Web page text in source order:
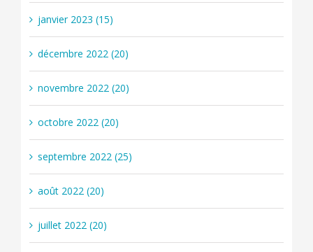
janvier 2023 (15)
décembre 2022 (20)
novembre 2022 (20)
octobre 2022 (20)
septembre 2022 (25)
août 2022 (20)
juillet 2022 (20)